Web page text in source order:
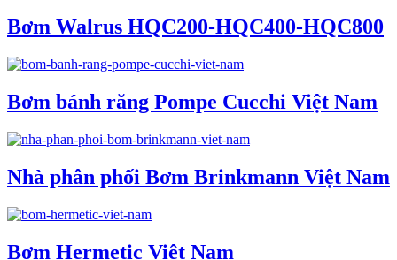
Bơm Walrus HQC200-HQC400-HQC800
Bơm bánh răng Pompe Cucchi Việt Nam
Nhà phân phối Bơm Brinkmann Việt Nam
Bơm Hermetic Việt Nam